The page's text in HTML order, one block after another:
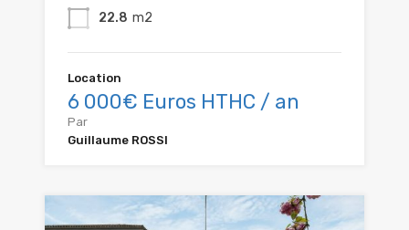
22.8 m2
Location
6 000€ Euros HTHC / an
Par
Guillaume ROSSI